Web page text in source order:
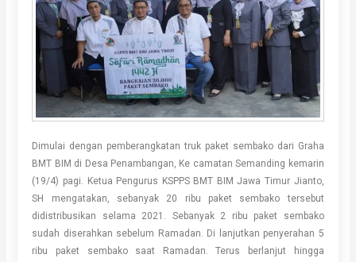
Dimulai dengan pemberangkatan truk paket sembako dari Graha
BMT BIM di Desa Penambangan, Ke camatan Semanding kemarin
(19/4) pagi. Ketua Pengurus KSPPS BMT BIM Jawa Timur Jianto,
SH mengatakan, sebanyak 20 ribu paket sembako tersebut
didistribusikan selama 2021. Sebanyak 2 ribu paket sembako
sudah diserahkan sebelum Ramadan. Di lanjutkan penyerahan 5
ribu paket sembako saat Ramadan. Terus berlanjut hingga